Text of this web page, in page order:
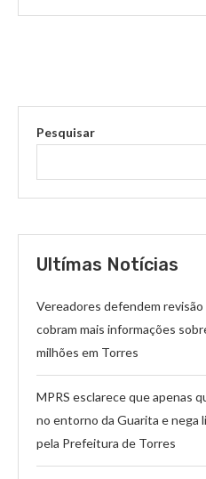
Pesquisar
Ultímas Notícias
Vereadores defendem
cobram mais informações
milhões em Torres
MPRS esclarece que apenas
no entorno da Guarita e nega
pela Prefeitura de Torres